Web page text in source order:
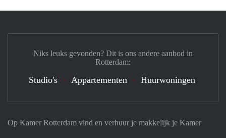
Op Kamer Rotterdam vind en verhuur je makkelijk je Kamer
Niks leuks gevonden? Dit is ons andere aanbod in
Rotterdam:
Studio's Appartementen Huurwoningen